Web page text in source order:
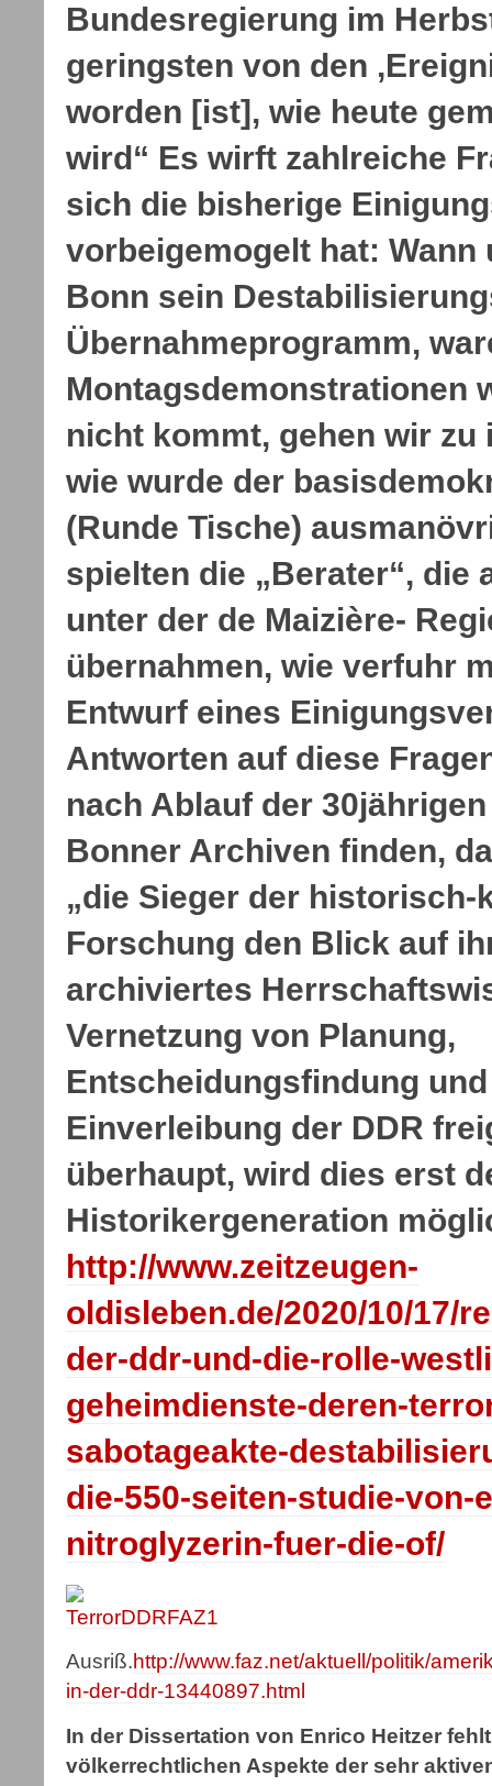
Bundesregierung im
geringsten von den
worden [ist], wie heute
wird“ Es wirft zahlreiche
sich die bisherige
vorbeigemogelt hat: Wann
Bonn sein
Übernahmeprogramm,
Montagsdemonstrationen
nicht kommt, gehen wir zu
wie wurde der
(Runde Tische)
spielten die „Berater“, die
unter der de Maizière-
übernahmen, wie verfuhr
Entwurf eines
Antworten auf diese
nach Ablauf der
Bonner Archiven finden,
„die Sieger der historisch-
Forschung den Blick auf
archiviertes
Vernetzung von Planung,
Entscheidungsfindung
Einverleibung der DDR
überhaupt, wird dies erst
Historikergeneration
http://www.zeitzeugen-
oldisleben.de/2020/10/17/
der-ddr-und-die-rolle-
geheimdienste-deren-
sabotageakte-
die-550-seiten-studie-von-
nitroglyzerin-fuer-die-of/
Ausriß.http://www.faz.net/aktuell/politik/
in-der-ddr-13440897.html
In der Dissertation von Enrico Heitzer
völkerrechtlichen Aspekte der sehr